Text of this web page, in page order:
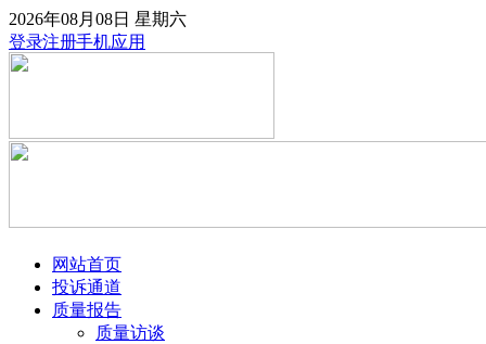
2026年08月08日 星期六
登录注册手机应用
网站首页
投诉通道
质量报告
质量访谈